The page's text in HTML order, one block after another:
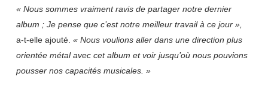
« Nous sommes vraiment ravis de partager notre dernier
album ; Je pense que c’est notre meilleur travail à ce jour »,
a-t-elle ajouté. « Nous voulions aller dans une direction plus
orientée métal avec cet album et voir jusqu’où nous pouvions
pousser nos capacités musicales. »